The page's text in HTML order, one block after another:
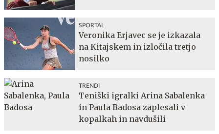
SPORTAL
Veronika Erjavec se je izkazala
na Kitajskem in izločila tretjo
nosilko
TRENDI
Teniški igralki Arina Sabalenka
in Paula Badosa zaplesali v
kopalkah in navdušili